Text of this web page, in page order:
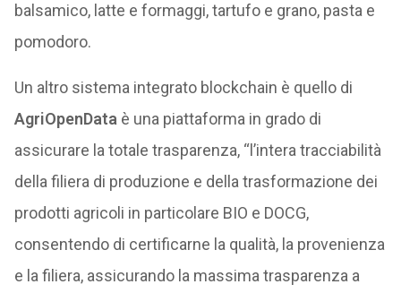
balsamico, latte e formaggi, tartufo e grano, pasta e
pomodoro.
Un altro sistema integrato blockchain è quello di
AgriOpenData è una piattaforma in grado di
assicurare la totale trasparenza, “l’intera tracciabilità
della filiera di produzione e della trasformazione dei
prodotti agricoli in particolare BIO e DOCG,
consentendo di certificarne la qualità, la provenienza
e la filiera, assicurando la massima trasparenza a